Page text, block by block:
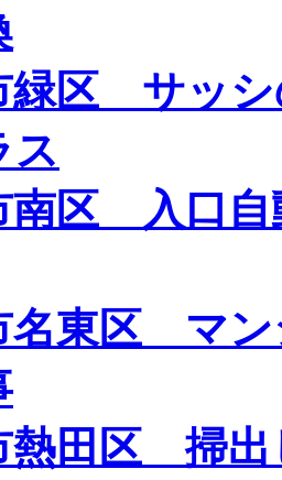
緑区 サッ
ス
南区 入口
名東区 マ
熱田区 掃